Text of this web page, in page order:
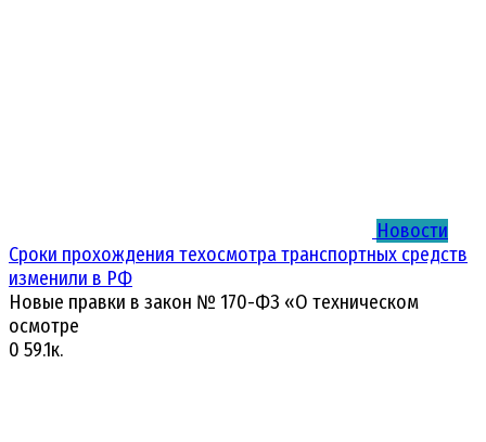
Новости
Сроки прохождения техосмотра транспортных средств
изменили в РФ
Новые правки в закон № 170-ФЗ «О техническом
осмотре
0 59.1к.